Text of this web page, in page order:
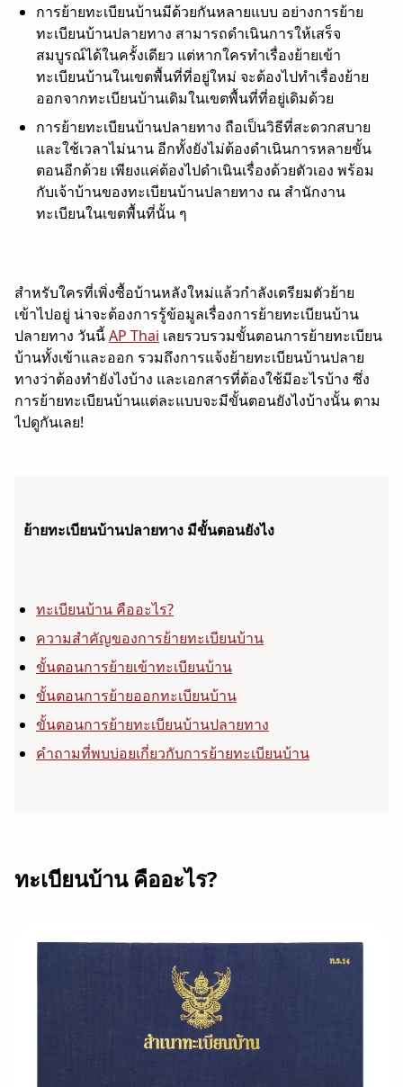
การย้ายทะเบียนบ้านมีด้วยกันหลายแบบ อย่างการย้าย
ทะเบียนบ้านปลายทาง สามารถดำเนินการให้เสร็จ
สมบูรณ์ได้ในครั้งเดียว แต่หากใครทำเรื่องย้ายเข้า
ทะเบียนบ้านในเขตพื้นที่ที่อยู่ใหม่ จะต้องไปทำเรื่องย้าย
ออกจากทะเบียนบ้านเดิมในเขตพื้นที่ที่อยู่เดิมด้วย
การย้ายทะเบียนบ้านปลายทาง ถือเป็นวิธีที่สะดวกสบาย
และใช้เวลาไม่นาน อีกทั้งยังไม่ต้องดำเนินการหลายขั้น
ตอนอีกด้วย เพียงแค่ต้องไปดำเนินเรื่องด้วยตัวเอง พร้อม
กับเจ้าบ้านของทะเบียนบ้านปลายทาง ณ สำนักงาน
ทะเบียนในเขตพื้นที่นั้น ๆ
สำหรับใครที่เพิ่งซื้อบ้านหลังใหม่แล้วกำลังเตรียมตัวย้าย
เข้าไปอยู่ น่าจะต้องการรู้ข้อมูลเรื่องการย้ายทะเบียนบ้าน
ปลายทาง วันนี้AP Thai เลยรวบรวมขั้นตอนการย้ายทะเบียน
บ้านทั้งเข้าและออก รวมถึงการแจ้งย้ายทะเบียนบ้านปลาย
ทางว่าต้องทำยังไงบ้าง และเอกสารที่ต้องใช้มีอะไรบ้าง ซึ่ง
การย้ายทะเบียนบ้านแต่ละแบบจะมีขั้นตอนยังไงบ้างนั้น ตาม
ไปดูกันเลย!
ย้ายทะเบียนบ้านปลายทาง มีขั้นตอนยังไง
ทะเบียนบ้าน คืออะไร?
ความสำคัญของการย้ายทะเบียนบ้าน
ขั้นตอนการย้ายเข้าทะเบียนบ้าน
ขั้นตอนการย้ายออกทะเบียนบ้าน
ขั้นตอนการย้ายทะเบียนบ้านปลายทาง
คำถามที่พบบ่อยเกี่ยวกับการย้ายทะเบียนบ้าน
ทะเบียนบ้าน คืออะไร?